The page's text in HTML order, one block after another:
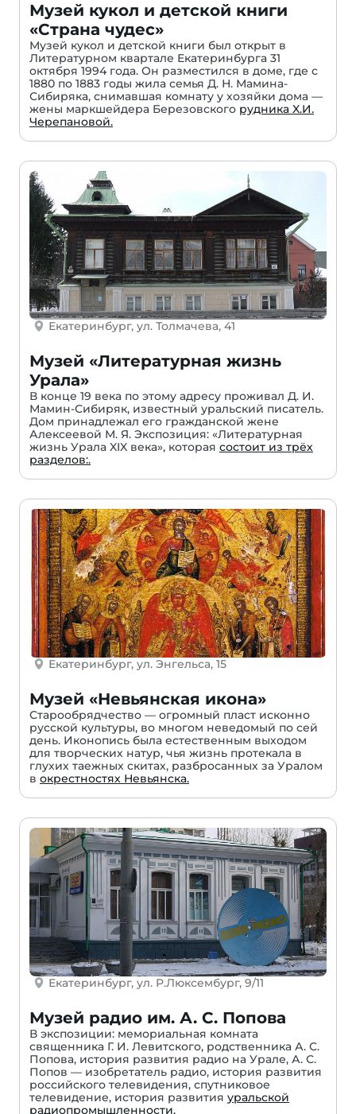
Музей кукол и детской книги
«Страна чудес»
Музей кукол и детской книги был открыт в
Литературном квартале Екатеринбурга 31
октября 1994 года. Он разместился в доме, где с
1880 по 1883 годы жила семья Д. Н. Мамина-
Сибиряка, снимавшая комнату у хозяйки дома —
жены маркшейдера Березовского рудника X.И.
Черепановой.
Екатеринбург, ул. Толмачева, 41
Музей «Литературная жизнь
Урала»
В конце 19 века по этому адресу проживал Д. И.
Мамин-Сибиряк, известный уральский писатель.
Дом принадлежал его гражданской жене
Алексеевой М. Я. Экспозиция: «Литературная
жизнь Урала XIX века», которая состоит из трёх
разделов:.
Екатеринбург, ул. Энгельса, 15
Музей «Невьянская икона»
Старообрядчество — огромный пласт исконно
русской культуры, во многом неведомый по сей
день. Иконопись была естественным выходом
для творческих натур, чья жизнь протекала в
глухих таежных скитах, разбросанных за Уралом
в окрестностях Невьянска.
Екатеринбург, ул. Р.Люксембург, 9/11
Музей радио им. А. С. Попова
В экспозиции: мемориальная комната
священника Г. И. Левитского, родственника А. С.
Попова, история развития радио на Урале, А. С.
Попов — изобретатель радио, история развития
российского телевидения, спутниковое
телевидение, история развития уральской
радиопромышленности.